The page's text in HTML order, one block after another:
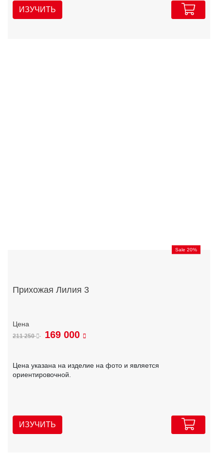
ИЗУЧИТЬ
Sale 20%
Прихожая Лилия 3
211 250 169 000
Цена указана на изделие на фото и является
ориентировочной.
ИЗУЧИТЬ